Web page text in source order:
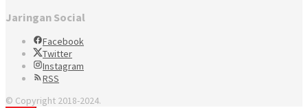
Jaringan Social
Facebook
Twitter
Instagram
RSS
© Copyright 2018-2024.